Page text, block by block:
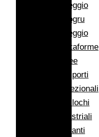
Noleggio
Autogru
Noleggio
Piattaforme
Aeree
Trasporti
Eccezionali
Traslochi
Industriali
Impianti